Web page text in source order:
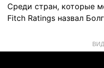
Среди стран, которые
Fitch Ratings назвал